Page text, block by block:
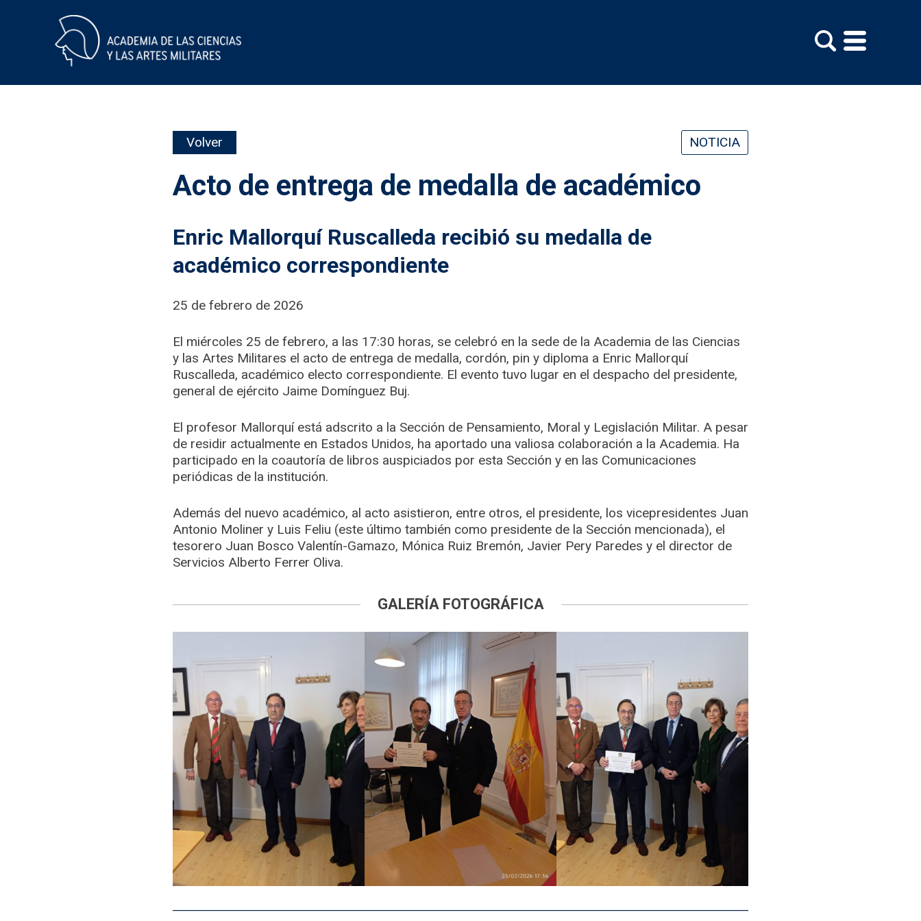
Volver NOTICIA
Acto de entrega de medalla de académico
Enric Mallorquí Ruscalleda recibió su medalla de
académico correspondiente
25 de febrero de 2026
El miércoles 25 de febrero, a las 17:30 horas, se celebró en la sede de la Academia de las Ciencias
y las Artes Militares el acto de entrega de medalla, cordón, pin y diploma a Enric Mallorquí
Ruscalleda, académico electo correspondiente. El evento tuvo lugar en el despacho del presidente,
general de ejército Jaime Domínguez Buj.
El profesor Mallorquí está adscrito a la Sección de Pensamiento, Moral y Legislación Militar. A pesar
de residir actualmente en Estados Unidos, ha aportado una valiosa colaboración a la Academia. Ha
participado en la coautoría de libros auspiciados por esta Sección y en las Comunicaciones
periódicas de la institución.
Además del nuevo académico, al acto asistieron, entre otros, el presidente, los vicepresidentes Juan
Antonio Moliner y Luis Feliu (este último también como presidente de la Sección mencionada), el
tesorero Juan Bosco Valentín-Gamazo, Mónica Ruiz Bremón, Javier Pery Paredes y el director de
Servicios Alberto Ferrer Oliva.
GALERÍA FOTOGRÁFICA